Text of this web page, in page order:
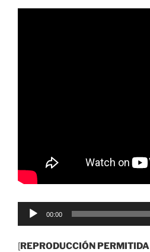
Reproductor
00:00
[REPRODUCCIÓN PERMITIDA